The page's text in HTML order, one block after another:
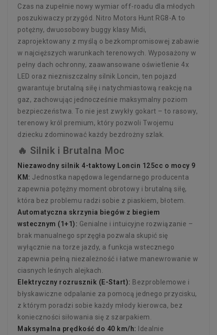
Czas na zupełnie nowy wymiar off-roadu dla młodych
poszukiwaczy przygód. Nitro Motors Hunt RG8-A to
potężny, dwuosobowy buggy klasy Midi,
zaprojektowany z myślą o bezkompromisowej zabawie
w najcięższych warunkach terenowych. Wyposażony w
pełny dach ochronny, zaawansowane oświetlenie 4x
LED oraz niezniszczalny silnik Loncin, ten pojazd
gwarantuje brutalną siłę i natychmiastową reakcję na
gaz, zachowując jednocześnie maksymalny poziom
bezpieczeństwa. To nie jest zwykły gokart – to rasowy,
terenowy król premium, który pozwoli Twojemu
dziecku zdominować każdy bezdrożny szlak.
🔥 Silnik i Brutalna Moc
Niezawodny silnik 4-taktowy Loncin 125cc o mocy 9
KM: Jednostka napędowa legendarnego producenta
zapewnia potężny moment obrotowy i brutalną siłę,
która bez problemu radzi sobie z piaskiem, błotem.
Automatyczna skrzynia biegów z biegiem
wstecznym (1+1): Genialne i intuicyjne rozwiązanie –
brak manualnego sprzęgła pozwala skupić się
wyłącznie na torze jazdy, a funkcja wstecznego
zapewnia pełną niezależność i łatwe manewrowanie w
ciasnych leśnych alejkach.
Elektryczny rozrusznik (E-Start): Bezproblemowe i
błyskawiczne odpalanie za pomocą jednego przycisku,
z którym poradzi sobie każdy młody kierowca, bez
konieczności siłowania się z szarpakiem.
Maksymalna prędkość do 40 km/h: Idealnie